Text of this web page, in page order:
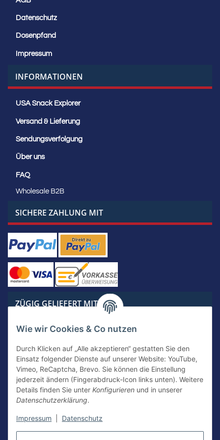
Wie wir Cookies & Co nutzen
Durch Klicken auf „Alle akzeptieren“ gestatten Sie den
Einsatz folgender Dienste auf unserer Website: YouTube,
Vimeo, ReCaptcha, Brevo. Sie können die Einstellung
jederzeit ändern (Fingerabdruck-Icon links unten). Weitere
Details finden Sie unter Konfigurieren und in unserer
Datenschutzerklärung.
Impressum Datenschutz
Datenschutz
Dosenpfand
Impressum
INFORMATIONEN
USA Snack Explorer
Versand & Lieferung
Sendungsverfolgung
Über uns
FAQ
Wholesale B2B
SICHERE ZAHLUNG MIT
ZÜGIG GELIEFERT MIT
KONTAKTIERE UNS